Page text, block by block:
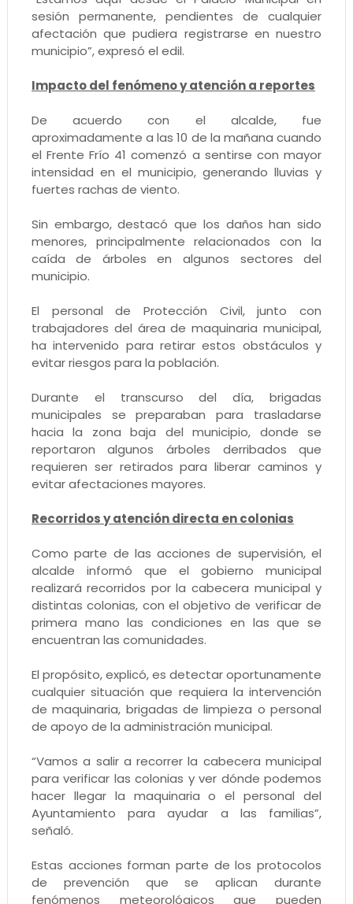
sesión permanente, pendientes de cualquier
afectación que pudiera registrarse en nuestro
municipio”, expresó el edil.
Impacto del fenómeno y atención a reportes
De acuerdo con el alcalde, fue
aproximadamente a las 10 de la mañana cuando
el Frente Frío 41 comenzó a sentirse con mayor
intensidad en el municipio, generando lluvias y
fuertes rachas de viento.
Sin embargo, destacó que los daños han sido
menores, principalmente relacionados con la
caída de árboles en algunos sectores del
municipio.
El personal de Protección Civil, junto con
trabajadores del área de maquinaria municipal,
ha intervenido para retirar estos obstáculos y
evitar riesgos para la población.
Durante el transcurso del día, brigadas
municipales se preparaban para trasladarse
hacia la zona baja del municipio, donde se
reportaron algunos árboles derribados que
requieren ser retirados para liberar caminos y
evitar afectaciones mayores.
Recorridos y atención directa en colonias
Como parte de las acciones de supervisión, el
alcalde informó que el gobierno municipal
realizará recorridos por la cabecera municipal y
distintas colonias, con el objetivo de verificar de
primera mano las condiciones en las que se
encuentran las comunidades.
El propósito, explicó, es detectar oportunamente
cualquier situación que requiera la intervención
de maquinaria, brigadas de limpieza o personal
de apoyo de la administración municipal.
“Vamos a salir a recorrer la cabecera municipal
para verificar las colonias y ver dónde podemos
hacer llegar la maquinaria o el personal del
Ayuntamiento para ayudar a las familias”,
señaló.
Estas acciones forman parte de los protocolos
de prevención que se aplican durante
fenómenos meteorológicos que pueden